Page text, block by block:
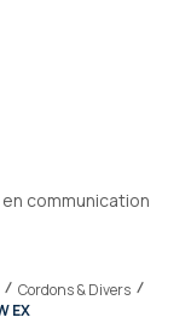
Cordons & Divers
EX
communication